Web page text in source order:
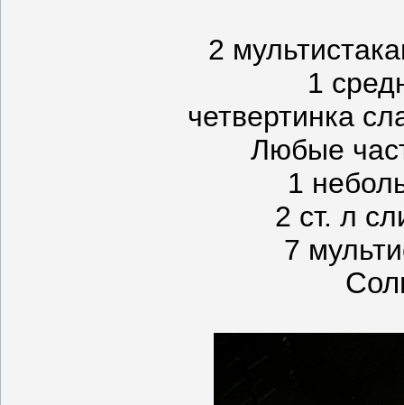
2
1
четвертинка
Любые
1
2 ст. л
7